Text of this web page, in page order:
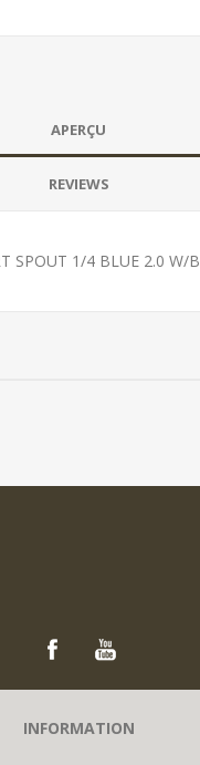
APERÇU
REVIEWS
SPOUT 1/4 BLUE 2.0 W/B
INFORMATION